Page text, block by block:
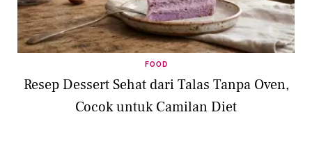
FOOD
Resep Dessert Sehat dari Talas Tanpa Oven,
Cocok untuk Camilan Diet